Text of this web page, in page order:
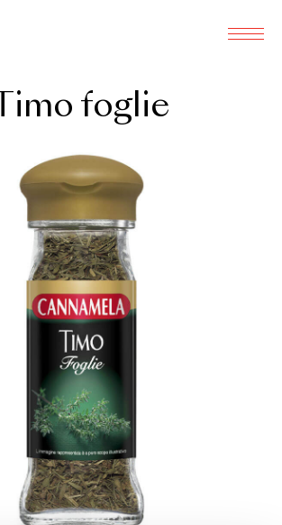
Timo foglie